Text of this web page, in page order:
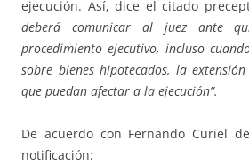
ejecución. Así, dice el citado
deberá comunicar al juez ante
procedimiento ejecutivo, incluso
sobre bienes hipotecados, la
que puedan afectar a la ejecución”.
De acuerdo con Fernando Curiel
notificación: